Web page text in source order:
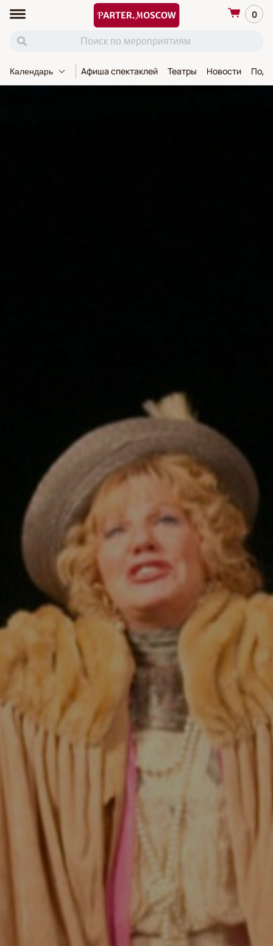
0
Календарь Афиша спектаклей Театры Новости